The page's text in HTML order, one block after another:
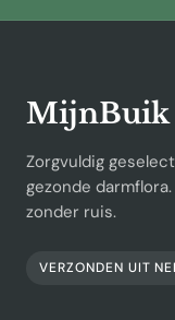
MijnBuik
Zorgvuldig
gezonde
zonder ruis.
VERZONDEN UIT